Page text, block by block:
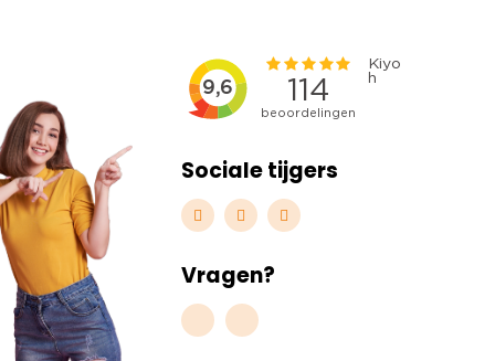
Sociale tijgers
Vragen?